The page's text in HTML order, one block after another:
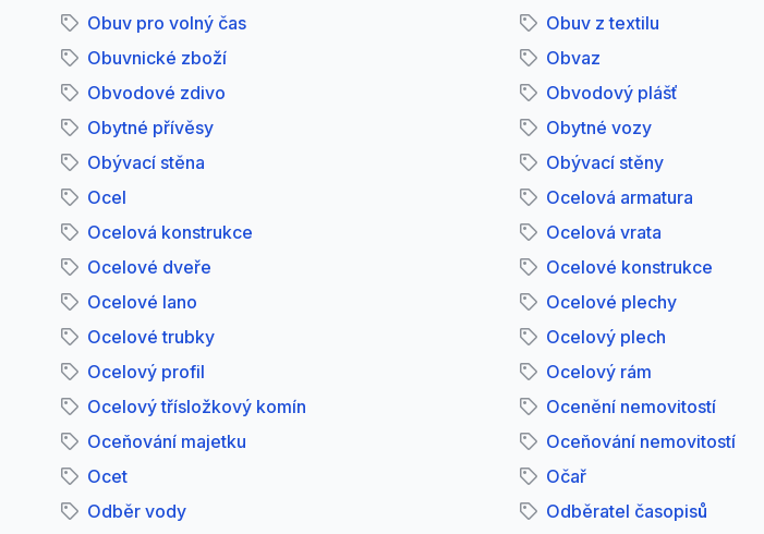
Obuv pro volný čas
Obuv z textilu
Obuvnické zboží
Obvaz
Obvodové zdivo
Obvodový plášť
Obytné přívěsy
Obytné vozy
Obývací stěna
Obývací stěny
Ocel
Ocelová armatura
Ocelová konstrukce
Ocelová vrata
Ocelové dveře
Ocelové konstrukce
Ocelové lano
Ocelové plechy
Ocelové trubky
Ocelový plech
Ocelový profil
Ocelový rám
Ocelový třísložkový komín
Ocenění nemovitostí
Oceňování majetku
Oceňování nemovitostí
Ocet
Očař
Odběr vody
Odběratel časopisů